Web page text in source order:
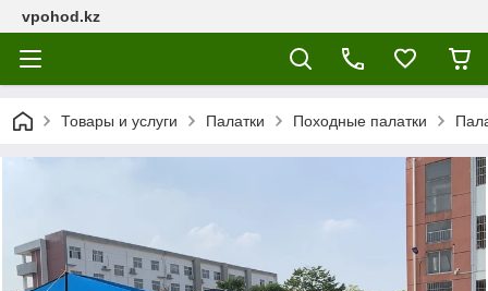
vpohod.kz
Товары и услуги Палатки Походные палатки